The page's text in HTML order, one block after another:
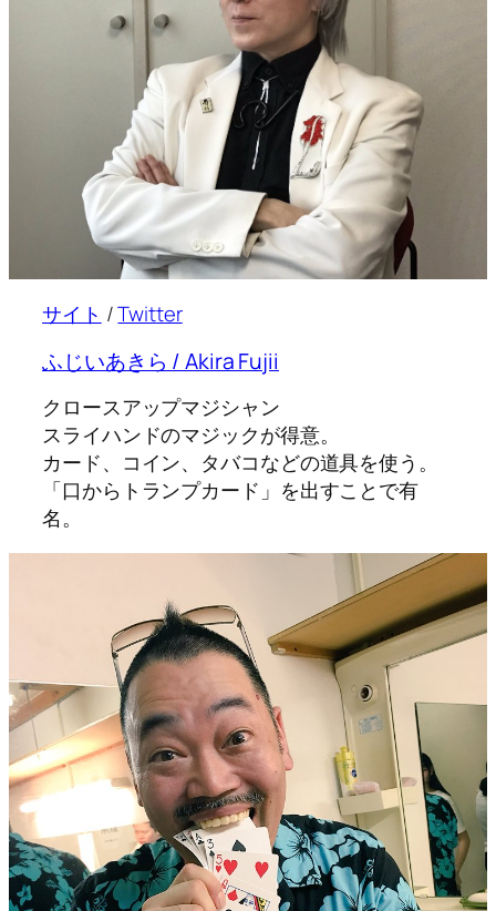
サイト /Twitter
ふじいあきら / Akira Fujii
クロースアップマジシャン
スライハンドのマジックが得意。
カード、コイン、タバコなどの道具を使う。
「口からトランプカード」を出すことで有
名。